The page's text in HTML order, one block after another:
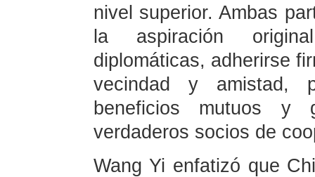
nivel superior. Ambas
la aspiración
diplomáticas, adherirse
vecindad y amistad,
beneficios mutuos y
verdaderos socios de
Wang Yi enfatizó que